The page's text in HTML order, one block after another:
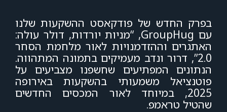
בפרק החדש של פודקאסט ההשקעות שלנו
עם GroupHug, “מניות יורדות, דולר עולה:
האתגרים וההזדמנויות לאור מלחמת הסחר
2.0”, דרור ונדב מעמיקים בתמונה המתהווה.
הנתונים המפתיעים שחשפנו מצביעים על
פוטנציאל משמעותי בהשקעות באירופה
2025, במיוחד לאור המכסים החדשים
שהטיל טראמפ.